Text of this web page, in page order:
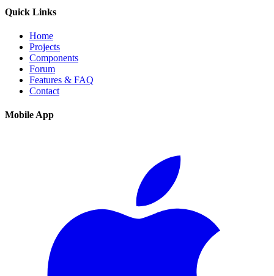
Quick Links
Home
Projects
Components
Forum
Features & FAQ
Contact
Mobile App